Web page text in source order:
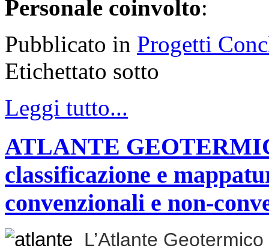
Personale coinvolto:
Pubblicato in Progetti
Etichettato sotto
Leggi tutto...
ATLANTE
classificazione e
convenzionali e non-
L’Atlante